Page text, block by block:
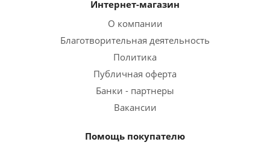
Интернет-магазин
О компании
Благотворительная деятельность
Политика
Публичная оферта
Банки - партнеры
Вакансии
Помощь покупателю